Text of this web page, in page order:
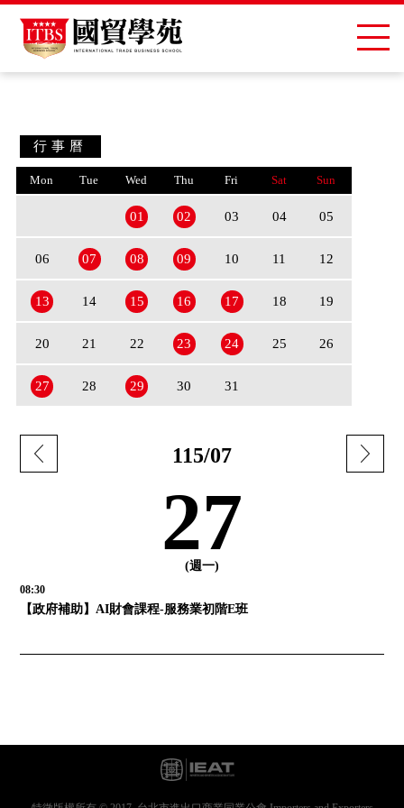
行事曆
Mon Tue Wed Thu Fri Sat Sun
01 02 03 04 05
06 07 08 09 10 11 12
13 14 15 16 17 18 19
20 21 22 23 24 25 26
27 28 29 30 31
115/07
27
(週一)
08:30
【政府補助】AI財會課程-服務業初階E班